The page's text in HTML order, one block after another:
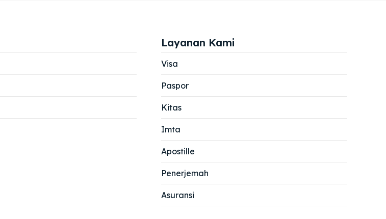
Cari
Cari
Layanan Kami
Visa
Paspor
Kitas
Imta
Apostille
Penerjemah
Asuransi